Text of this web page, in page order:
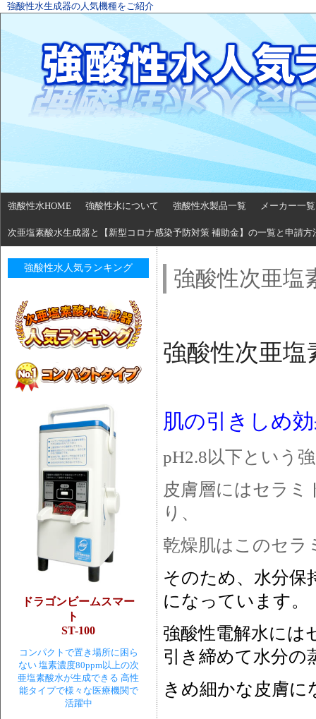
強酸性水生成器の人気機種をご紹介
強酸性水HOME 強酸性水について 強酸性水製品一覧 メーカー一覧
次亜塩素酸水生成器と【新型コロナ感染予防対策 補助金】の一覧と申請方
強酸性水人気ランキング
ドラゴンビームスマー
ト
ST-100
コンパクトで置き場所に困ら
ない 塩素濃度80ppm以上の次
亜塩素酸水が生成できる 高性
能タイプで様々な医療機関で
活躍中
強酸性次亜塩
強酸性次亜塩
肌の引きしめ
pH2.8以下という
皮膚層にはセラミ
り、
乾燥肌はこのセラ
そのため、水分保
になっています。
強酸性電解水には
引き締めて水分の
きめ細かな皮膚